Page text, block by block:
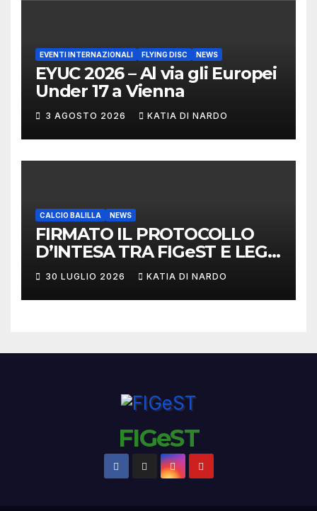
EVENTI INTERNAZIONALI FLYING DISC NEWS
EYUC 2026 – Al via gli Europei
Under 17 a Vienna
3 AGOSTO 2026 KATIA DI NARDO
CALCIO BALILLA NEWS
FIRMATO IL PROTOCOLLO
D’INTESA TRA FIGeST E LEGA
NAZIONALE DILETTANTI
30 LUGLIO 2026 KATIA DI NARDO
FIGeST